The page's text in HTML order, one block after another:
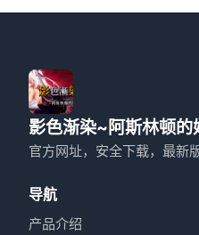
影色渐染~阿斯林顿的
官方网址，安全下载，最新
导航
产品介绍